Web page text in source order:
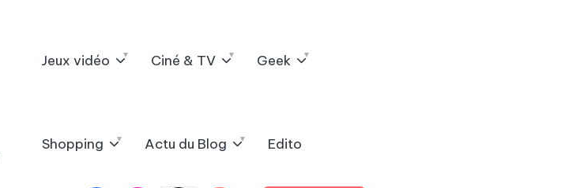
Jeux vidéo Ciné & TV Geek
Shopping Actu du Blog Edito